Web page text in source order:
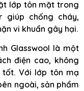
lớp tôn mặt trong
giúp chống cháy,
vi khuẩn gây hại.
Glasswool là một
điện cao, không
Với lớp tôn mạ
ngoài, sản phẩm